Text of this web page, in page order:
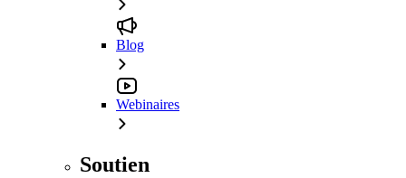
Blog
Webinaires
Soutien